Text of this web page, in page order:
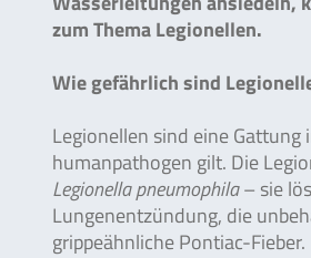
zum Thema Legionellen.
Wie gefährlich sind
Legionellen sind eine
humanpathogen gilt. Die
Legionella pneumophila– sie
Lungenentzündung, die
grippeähnliche Pontiac-Fieber.